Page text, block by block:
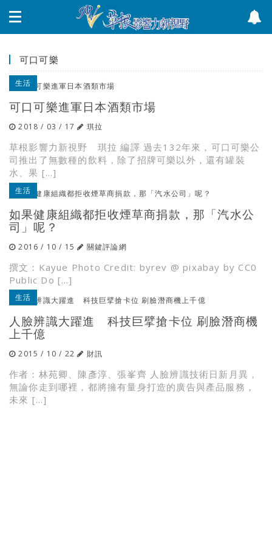
可口可樂
生活
可口可樂進軍日本酒類市場
2018 / 03 / 17 琪拉
草根影響力新視野 琪拉 編譯 過去132年來，可口可樂公
司推出了無數種的飲料，除了招牌可樂以外，還有罐裝
水、果 […]
生活
如果健康組織都拒收煙草商捐款，那「汽水公
司」呢？
2016 / 10 / 15 關鍵評論網
撰文：Kayue Photo Credit: byrev @ pixabay by CC0
Public Do […]
生活
人臉辨識大躍進 科技巨擘搶卡位 刷臉潛商機
上千億
2015 / 10 / 22 財訊
作者：林苑卿、陳彥淳、張峯齊 人臉辨識技術日新月異，
無論你走到哪裡，都將擁有量身打造的廣告與產品服務，
未來 […]